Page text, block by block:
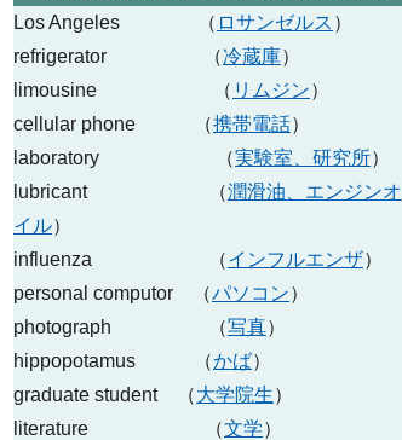
Los Angeles （ ロサンゼルス ）
refrigerator （冷蔵庫）
limousine （ リムジン）
cellular phone （携帯電話）
laboratory （実験室、研究所）
lubricant （潤滑油、エンジンオ
イル）
influenza （インフルエンザ）
personal computor （パソコン）
photograph （写真）
hippopotamus （かば）
graduate student （大学院生）
literature （文学）